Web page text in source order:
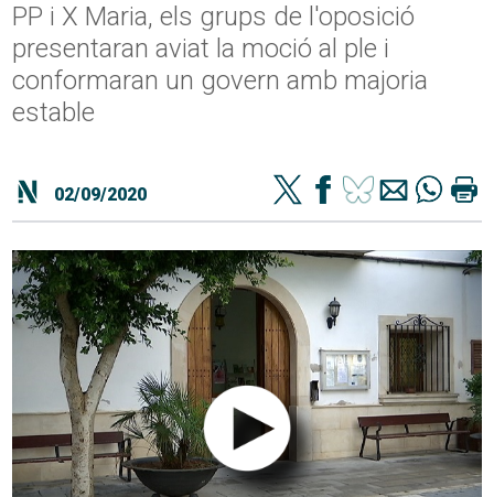
PP i X Maria, els grups de l'oposició
presentaran aviat la moció al ple i
conformaran un govern amb majoria
estable
02/09/2020